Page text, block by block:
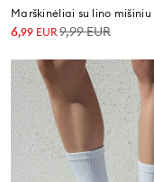
Marškinėliai su lino mišiniu
6,99 EUR9,99EUR